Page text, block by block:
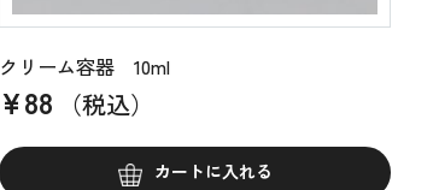
クリーム容器 10ml
¥88 （税込）
カートに入れる